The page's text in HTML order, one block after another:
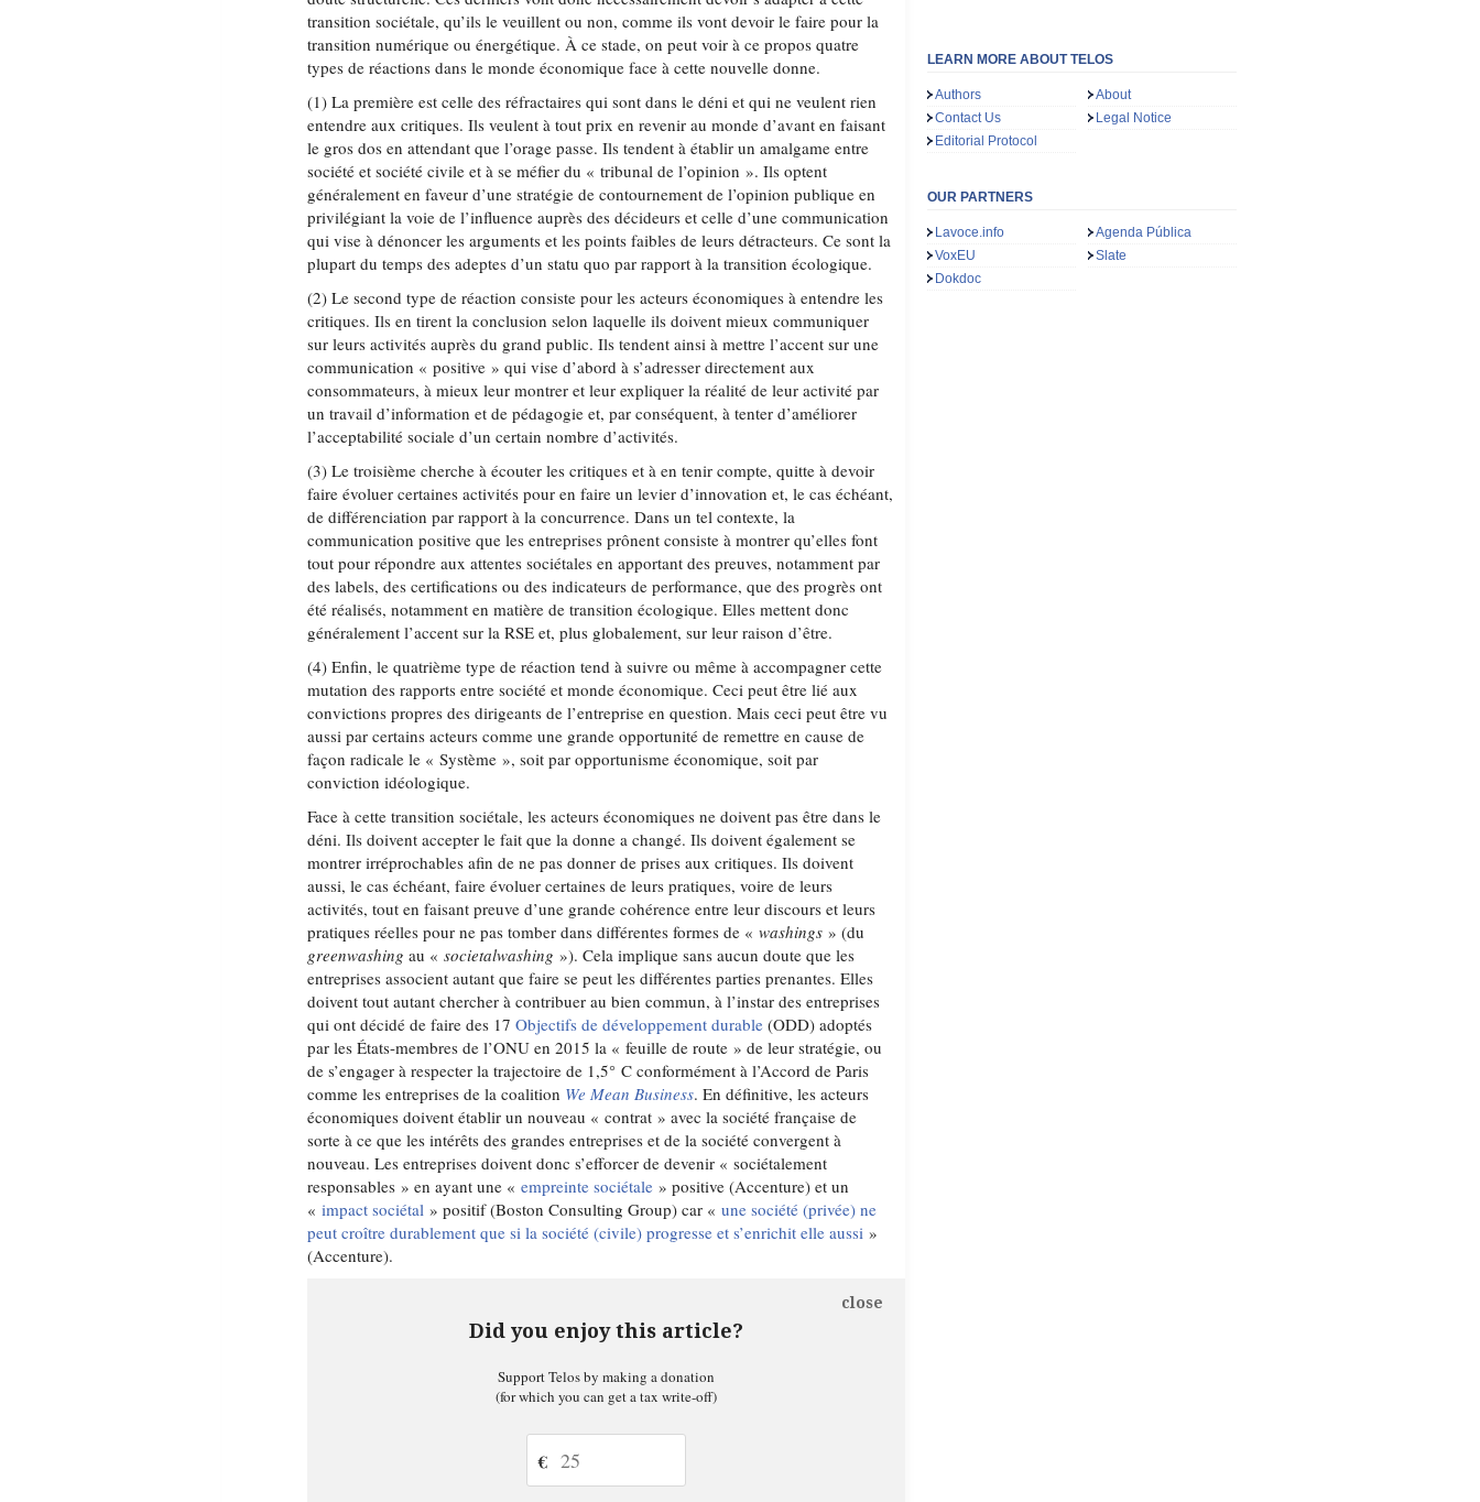
transition sociétale, qu’ils le veuillent ou non, comme ils vont devoir le faire pour la
transition numérique ou énergétique. À ce stade, on peut voir à ce propos quatre
types de réactions dans le monde économique face à cette nouvelle donne.
(1) La première est celle des réfractaires qui sont dans le déni et qui ne veulent rien
entendre aux critiques. Ils veulent à tout prix en revenir au monde d’avant en faisant
le gros dos en attendant que l’orage passe. Ils tendent à établir un amalgame entre
société et société civile et à se méfier du « tribunal de l’opinion ». Ils optent
généralement en faveur d’une stratégie de contournement de l’opinion publique en
privilégiant la voie de l’influence auprès des décideurs et celle d’une communication
qui vise à dénoncer les arguments et les points faibles de leurs détracteurs. Ce sont la
plupart du temps des adeptes d’un statu quo par rapport à la transition écologique.
(2) Le second type de réaction consiste pour les acteurs économiques à entendre les
critiques. Ils en tirent la conclusion selon laquelle ils doivent mieux communiquer
sur leurs activités auprès du grand public. Ils tendent ainsi à mettre l’accent sur une
communication « positive » qui vise d’abord à s’adresser directement aux
consommateurs, à mieux leur montrer et leur expliquer la réalité de leur activité par
un travail d’information et de pédagogie et, par conséquent, à tenter d’améliorer
l’acceptabilité sociale d’un certain nombre d’activités.
(3) Le troisième cherche à écouter les critiques et à en tenir compte, quitte à devoir
faire évoluer certaines activités pour en faire un levier d’innovation et, le cas échéant,
de différenciation par rapport à la concurrence. Dans un tel contexte, la
communication positive que les entreprises prônent consiste à montrer qu’elles font
tout pour répondre aux attentes sociétales en apportant des preuves, notamment par
des labels, des certifications ou des indicateurs de performance, que des progrès ont
été réalisés, notamment en matière de transition écologique. Elles mettent donc
généralement l’accent sur la RSE et, plus globalement, sur leur raison d’être.
(4) Enfin, le quatrième type de réaction tend à suivre ou même à accompagner cette
mutation des rapports entre société et monde économique. Ceci peut être lié aux
convictions propres des dirigeants de l’entreprise en question. Mais ceci peut être vu
aussi par certains acteurs comme une grande opportunité de remettre en cause de
façon radicale le « Système », soit par opportunisme économique, soit par
conviction idéologique.
Face à cette transition sociétale, les acteurs économiques ne doivent pas être dans le
déni. Ils doivent accepter le fait que la donne a changé. Ils doivent également se
montrer irréprochables afin de ne pas donner de prises aux critiques. Ils doivent
aussi, le cas échéant, faire évoluer certaines de leurs pratiques, voire de leurs
activités, tout en faisant preuve d’une grande cohérence entre leur discours et leurs
pratiques réelles pour ne pas tomber dans différentes formes de «washings » (du
greenwashing au «societalwashing »). Cela implique sans aucun doute que les
entreprises associent autant que faire se peut les différentes parties prenantes. Elles
doivent tout autant chercher à contribuer au bien commun, à l’instar des entreprises
qui ont décidé de faire des 17Objectifs de développement durable (ODD) adoptés
par les États-membres de l’ONU en 2015 la « feuille de route » de leur stratégie, ou
de s’engager à respecter la trajectoire de 1,5° C conformément à l’Accord de Paris
comme les entreprises de la coalition We Mean Business. En définitive, les acteurs
économiques doivent établir un nouveau « contrat » avec la société française de
sorte à ce que les intérêts des grandes entreprises et de la société convergent à
nouveau. Les entreprises doivent donc s’efforcer de devenir « sociétalement
responsables » en ayant une «empreinte sociétale » positive (Accenture) et un
«impact sociétal » positif (Boston Consulting Group) car «une société (privée) ne
peut croître durablement que si la société (civile) progresse et s’enrichit elle aussi »
(Accenture).
Did you enjoy this article?
close
Support Telos by making a donation
(for which you can get a tax write-off)
€
LEARN MORE ABOUT TELOS
Authors
About
Contact Us
Legal Notice
Editorial Protocol
OUR PARTNERS
Lavoce.info
Agenda Pública
VoxEU
Slate
Dokdoc